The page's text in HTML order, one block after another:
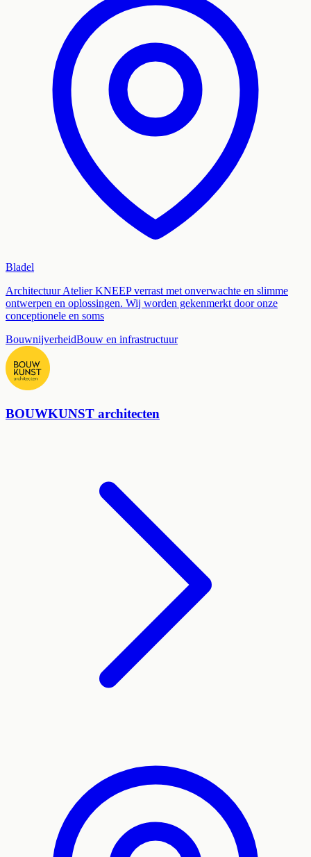
Bladel
Architectuur Atelier KNEEP verrast met onverwachte en slimme
ontwerpen en oplossingen. Wij worden gekenmerkt door onze
conceptionele en soms
BouwnijverheidBouw en infrastructuur
BOUWKUNST architecten